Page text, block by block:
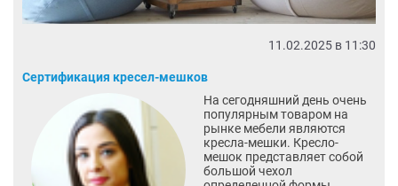
11.02.2025 в 11:30
Сертификация кресел-мешков
На сегодняшний день очень
популярным товаром на
рынке мебели являются
кресла-мешки. Кресло-
мешок представляет собой
большой чехол